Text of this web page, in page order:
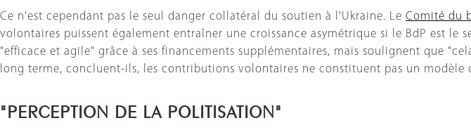
Ce n'est cependant pas le seul danger collatéral du soutien à l'Ukraine. Le Comité du
volontaires puissent également entraîner une croissance asymétrique si le BdP est
"efficace et agile" grâce à ses financements supplémentaires, mais soulignent que
long terme, concluent-ils, les contributions volontaires ne constituent pas un modèle
"PERCEPTION DE LA POLITISATION"